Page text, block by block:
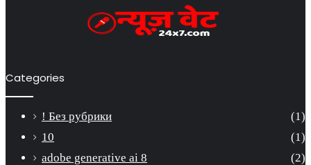
Categories
! Без рубрики
(1)
10
(1)
adobe generative ai 8
(2)